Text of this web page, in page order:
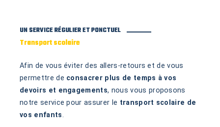
UN SERVICE RÉGULIER ET PONCTUEL
Transport scolaire
Afin de vous éviter des allers-retours et de vous
permettre de consacrer plus de temps à vos
devoirs et engagements, nous vous proposons
notre service pour assurer le transport scolaire de
vos enfants.